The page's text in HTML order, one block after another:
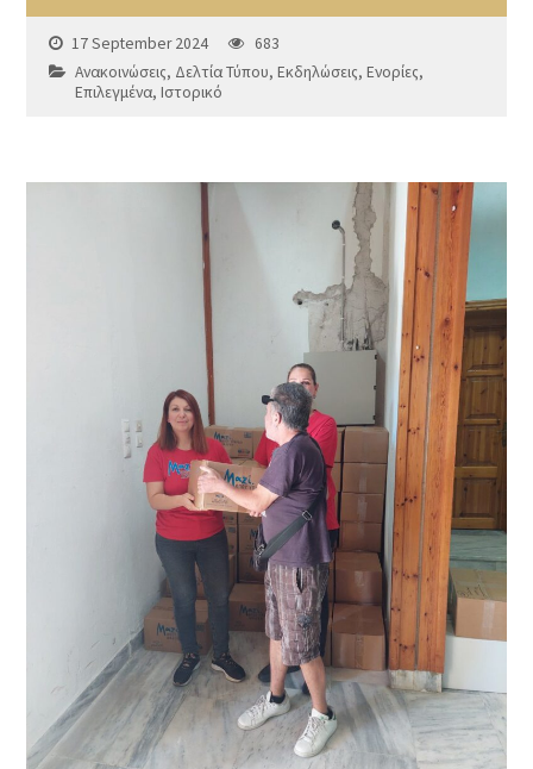
17 September 2024
683
Ανακοινώσεις, Δελτία Τύπου,Εκδηλώσεις,Ενορίες,
Επιλεγμένα,Ιστορικό